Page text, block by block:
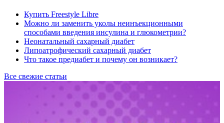
Купить Freestyle Libre
Можно ли заменить уколы неинъекционными
способами введения инсулина и глюкометрии?
Неонатальный сахарный диабет
Липоатрофический сахарный диабет
Что такое предиабет и почему он возникает?
Все свежие статьи